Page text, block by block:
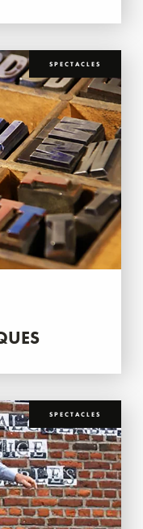
SPECTACLES
SPECTACLES